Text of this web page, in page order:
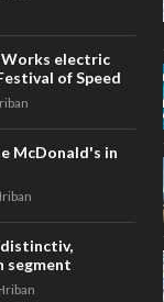
Works electric
of Speed
McDonald's in
distinctiv,
segment